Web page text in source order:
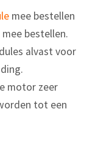
mee bestellen
mee bestellen.
alvast voor
motor zeer
tot een